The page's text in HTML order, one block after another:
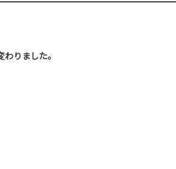
りました。